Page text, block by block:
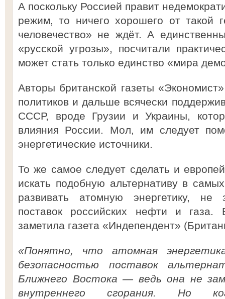
А поскольку Россией правит
режим, то ничего хорошего от такой
человечество» не ждёт. А
«русской угрозы», посчитали
может стать только единство «мира
Авторы британской газеты
политиков и дальше всячески
СССР, вроде Грузии и Украины,
влияния России. Мол, им следует
энергетические источники.
То же самое следует сделать и
искать подобную альтернативу в
развивать атомную энергетику, не
поставок российских нефти и
заметила газета «Индепендент»
«Понятно, что атомная
безопасностью поставок
Ближнего Востока — ведь она не
внутреннего сгорания. Но